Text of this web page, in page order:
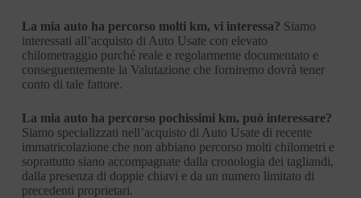
La mia auto ha percorso molti km, vi interessa? Siamo
interessati all’acquisto di Auto Usate con elevato
chilometraggio purché reale e regolarmente documentato e
conseguentemente la Valutazione che forniremo dovrà tener
conto di tale fattore.
La mia auto ha percorso pochissimi km, può interessare?
Siamo specializzati nell’acquisto di Auto Usate di recente
immatricolazione che non abbiano percorso molti chilometri e
soprattutto siano accompagnate dalla cronologia dei tagliandi,
dalla presenza di doppie chiavi e da un numero limitato di
precedenti proprietari.